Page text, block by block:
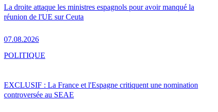
La droite attaque les ministres espagnols pour avoir manqué la
réunion de l'UE sur Ceuta
07.08.2026
EXCLUSIF : La France et l'Espagne critiquent une nomination
controversée au SEAE
POLITIQUE